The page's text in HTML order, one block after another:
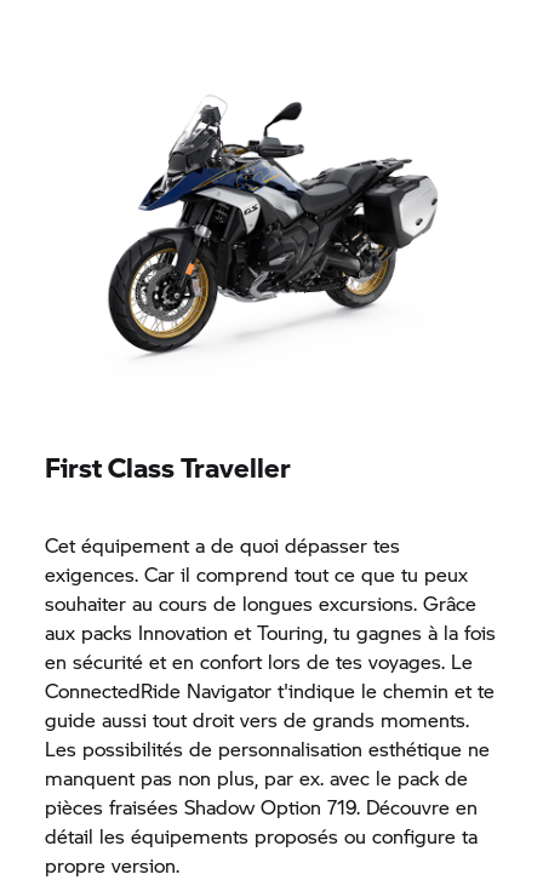
First Class Traveller
Cet équipement a de quoi dépasser tes
exigences. Car il comprend tout ce que tu peux
souhaiter au cours de longues excursions. Grâce
aux packs Innovation et Touring, tu gagnes à la fois
en sécurité et en confort lors de tes voyages. Le
ConnectedRide Navigator t'indique le chemin et te
guide aussi tout droit vers de grands moments.
Les possibilités de personnalisation esthétique ne
manquent pas non plus, par ex. avec le pack de
pièces fraisées Shadow Option 719. Découvre en
détail les équipements proposés ou configure ta
propre version.